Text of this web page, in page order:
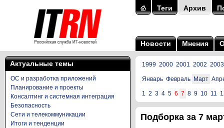
Теги Архив
Новости Мнения
Актуальные темы
ОС и разработка приложений
Планирование и проекты
Консалтинг и системная интеграция
Безопасность
Сети и телекоммуникации
Итоги и тенденции
1999 2000 2001 2002 2003
Январь Февраль Март
1 2 3 4 5 6 7 8 9 10 11
Подборка за 7